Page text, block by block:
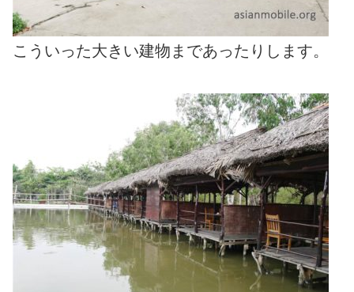
こういった大きい建物まであったりします。